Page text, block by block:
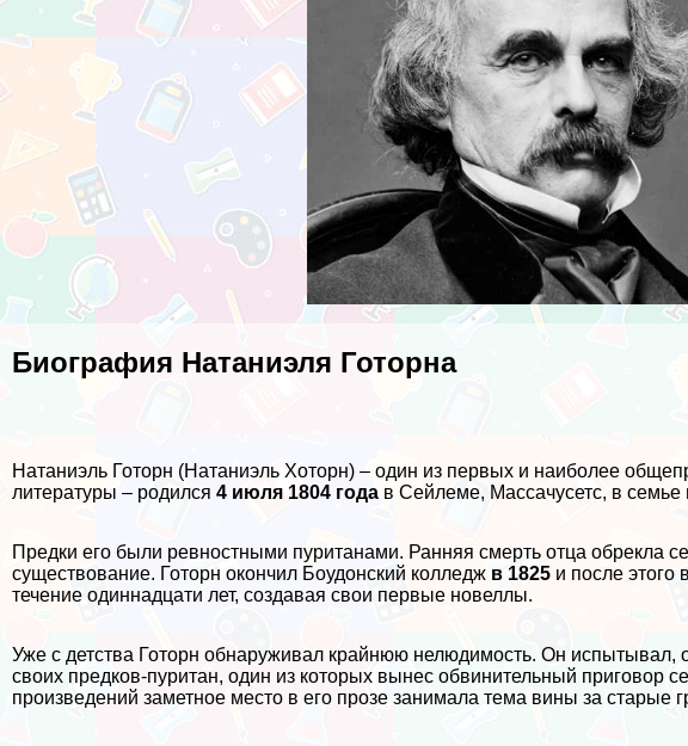
Биография Натаниэля Готорна
Натаниэль Готорн (Натаниэль Хоторн) – один из первых и наиболее
литературы – родился4 июля 1804 года в Сейлеме, Массачусетс, в семье
Предки его были ревностными пуританами. Ранняя cмepть отца обрекла
существование. Готорн окончил Боудонский колледж в 1825 и после этого
течение одиннадцати лет, создавая свои первые новеллы.
Уже с детства Готорн обнаруживал крайнюю нелюдимость. Он испытывал,
своих предков-пуритан, один из которых вынес обвинительный приговор
произведений заметное место в его прозе занимала тема вины за старые